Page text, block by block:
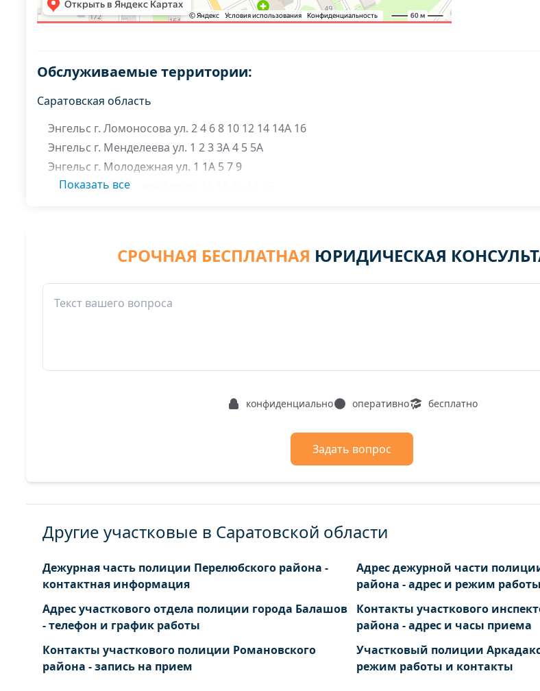
Обслуживаемые территории:
Саратовская область
Энгельс г. Ломоносова ул. 2 4 6 8 10 12 14 14А 16
Энгельс г. Менделеева ул. 1 2 3 3А 4 5 5А
Энгельс г. Молодежная ул. 1 1А 5 7 9
Энгельс г. Строителей пр-кт 31 33 35 37 39
Показать все
СРОЧНАЯ БЕСПЛАТНАЯ ЮРИДИЧЕСКАЯ
конфиденциально оперативно бесплатно
Задать вопрос
Другие участковые в Саратовской области
Дежурная часть полиции Перелюбского района -
контактная информация
Адрес дежурной части
района - адрес и режим работы
Адрес участкового отдела полиции города Балашов
- телефон и график работы
Контакты участкового
района - адрес и часы приема
Контакты участкового полиции Романовского
района - запись на прием
Участковый полиции
режим работы и контакты